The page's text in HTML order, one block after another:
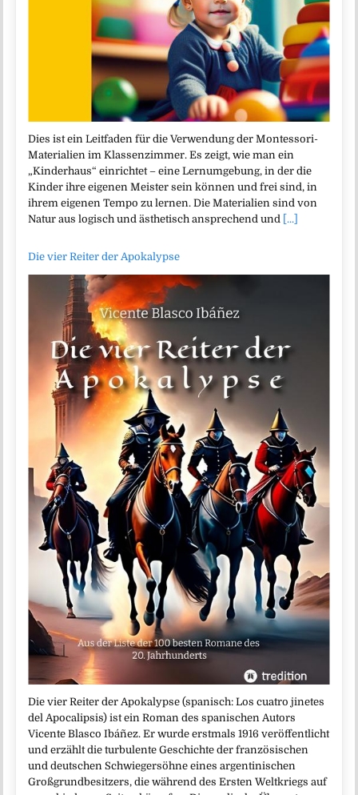
Dies ist ein Leitfaden für die Verwendung der Montessori-
Materialien im Klassenzimmer. Es zeigt, wie man ein
„Kinderhaus“ einrichtet – eine Lernumgebung, in der die
Kinder ihre eigenen Meister sein können und frei sind, in
ihrem eigenen Tempo zu lernen. Die Materialien sind von
Natur aus logisch und ästhetisch ansprechend und [...]
Die vier Reiter der Apokalypse
Die vier Reiter der Apokalypse (spanisch: Los cuatro jinetes
del Apocalipsis) ist ein Roman des spanischen Autors
Vicente Blasco Ibáñez. Er wurde erstmals 1916 veröffentlicht
und erzählt die turbulente Geschichte der französischen
und deutschen Schwiegersöhne eines argentinischen
Großgrundbesitzers, die während des Ersten Weltkriegs auf